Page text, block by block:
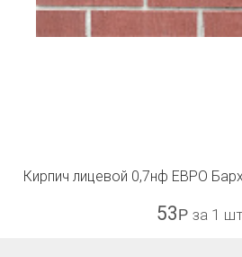
Кирпич лицевой 0,7нф ЕВРО
53Р за 1